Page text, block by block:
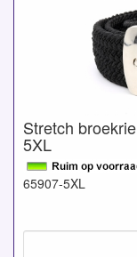
Stretch
5XL
65907-5XL